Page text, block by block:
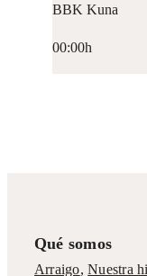
BBK Kuna
00:00h
Qué somos
Arraigo,Nuestra